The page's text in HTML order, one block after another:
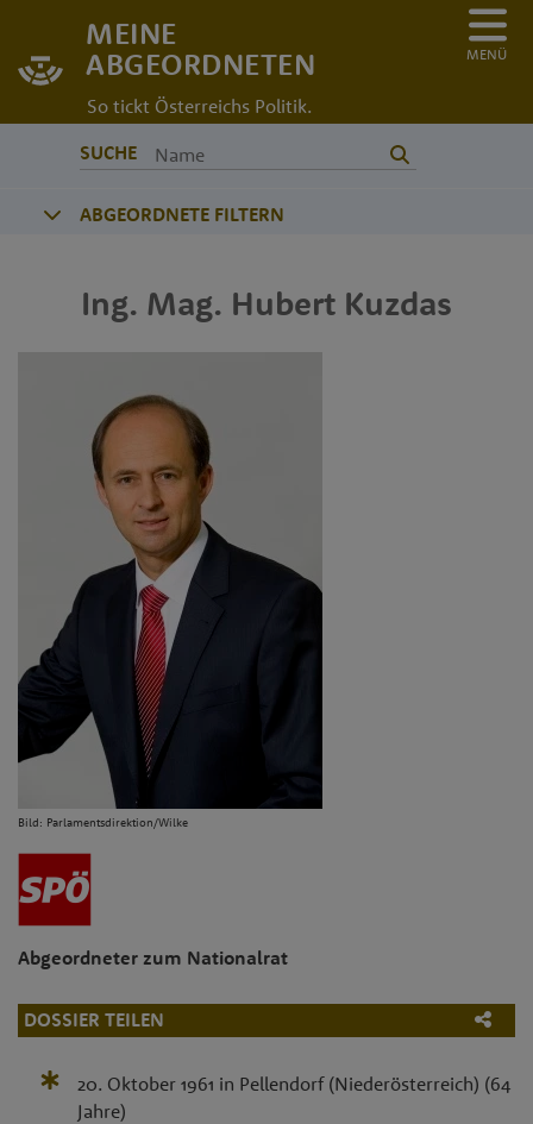
MEINE
ABGEORDNETEN
So tickt Österreichs Politik.
MENÜ
SUCHE
ABGEORDNETE FILTERN
Ing. Mag. Hubert Kuzdas
Bild: Parlamentsdirektion/Wilke
Abgeordneter zum Nationalrat
DOSSIER TEILEN
20. Oktober 1961 in Pellendorf (Niederösterreich) (64
Jahre)